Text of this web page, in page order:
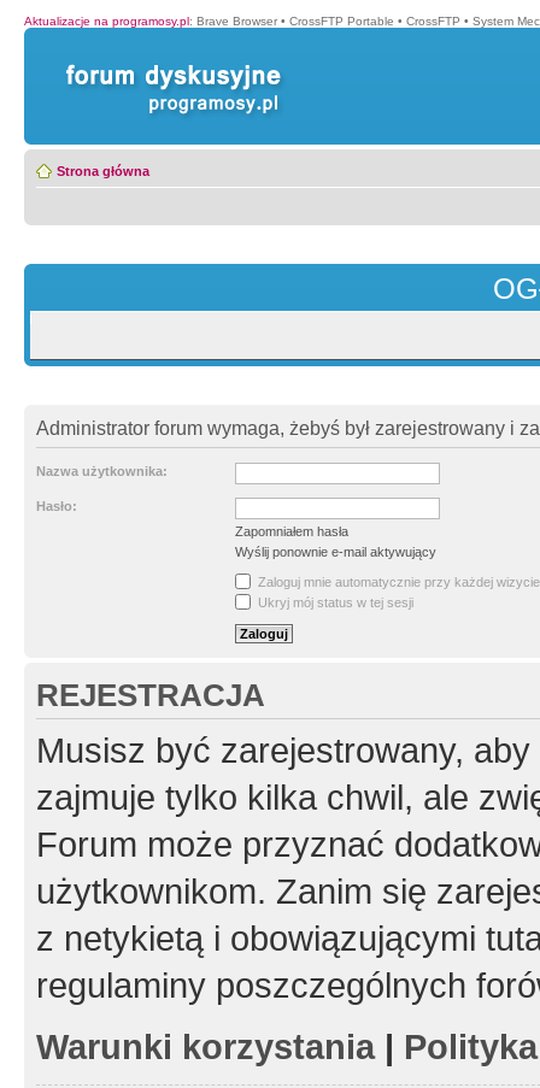
Aktualizacje na programosy.pl: Brave Browser • CrossFTP Portable • CrossFTP • System
Strona główna
Administrator forum wymaga, żebyś był zarejestrowany i
Nazwa użytkownika:
Hasło:
Zapomniałem hasła
Wyślij ponownie e-mail aktywujący
Zaloguj mnie automatycznie przy każdej wizycie
Ukryj mój status w tej sesji
REJESTRACJA
Musisz być zarejestrowany,
zajmuje tylko kilka chwil, ale
Forum może przyznać
użytkownikom. Zanim się
z netykietą i obowiązującymi
regulaminy poszczególnych
Warunki korzystania|